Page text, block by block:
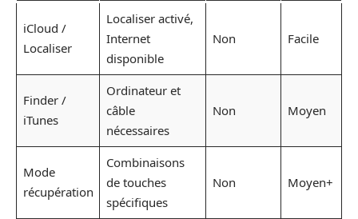
iCloud /
Localiser
Localiser activé,
Internet
disponible
Non Facile
Finder /
iTunes
Ordinateur et
câble
nécessaires
Non Moyen
Mode
récupération
Combinaisons
de touches
spécifiques
Non Moyen+